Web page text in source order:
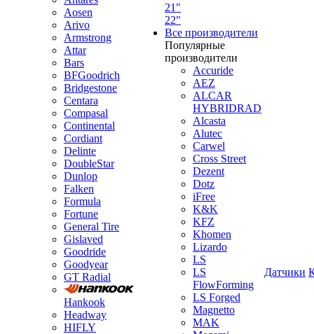
Aosen
Arivo
Armstrong
Attar
Bars
BFGoodrich
Bridgestone
Centara
Compasal
Continental
Cordiant
Delinte
DoubleStar
Dunlop
Falken
Formula
Fortune
General Tire
Gislaved
Goodride
Goodyear
GT Radial
Hankook
Headway
HIFLY
21"
22"
Все производители
Популярные
производители
Accuride
AEZ
ALCAR
HYBRIDRAD
Alcasta
Alutec
Carwel
Cross Street
Dezent
Dotz
iFree
K&K
KFZ
Khomen
Lizardo
LS
LS
FlowForming
LS Forged
Magnetto
MAK
Датчики